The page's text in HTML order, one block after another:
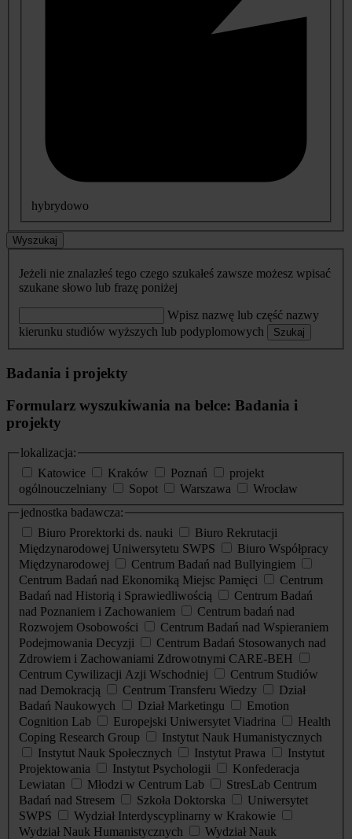
hybrydowo
Wyszukaj
Jeżeli nie znalazłeś tego czego szukałeś zawsze możesz wpisać
szukane słowo lub frazę poniżej
Wpisz nazwę lub część nazwy
kierunku studiów wyższych lub podyplomowych
Szukaj
Badania i projekty
Formularz wyszukiwania na belce: Badania i
projekty
lokalizacja:
Katowice
Kraków Poznań
projekt
ogólnouczelniany
Sopot Warszawa
Wrocław
jednostka badawcza:
Biuro Prorektorki ds. nauki
Biuro Rekrutacji
Międzynarodowej Uniwersytetu SWPS
Biuro Współpracy
Międzynarodowej
Centrum Badań nad Bullyingiem
Centrum Badań nad Ekonomiką Miejsc Pamięci
Centrum
Badań nad Historią i Sprawiedliwością
Centrum Badań
nad Poznaniem i Zachowaniem
Centrum badań nad
Rozwojem Osobowości
Centrum Badań nad Wspieraniem
Podejmowania Decyzji
Centrum Badań Stosowanych nad
Zdrowiem i Zachowaniami Zdrowotnymi CARE-BEH
Centrum Cywilizacji Azji Wschodniej
Centrum Studiów
nad Demokracją
Centrum Transferu Wiedzy
Dział
Badań Naukowych
Dział Marketingu
Emotion
Cognition Lab
Europejski Uniwersytet Viadrina
Health
Coping Research Group
Instytut Nauk Humanistycznych
Instytut Nauk Społecznych
Instytut Prawa
Instytut
Projektowania
Instytut Psychologii
Konfederacja
Lewiatan
Młodzi w Centrum Lab
StresLab Centrum
Badań nad Stresem
Szkoła Doktorska
Uniwersytet
SWPS
Wydział Interdyscyplinarny w Krakowie
Wydział Nauk Humanistycznych
Wydział Nauk